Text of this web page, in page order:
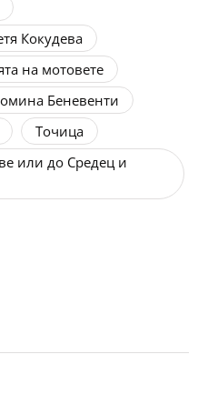
Кокудева
на мотовете
Беневенти
Точица
или до Средец и